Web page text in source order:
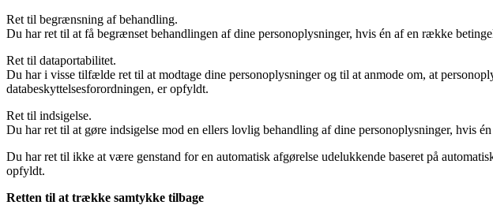
Ret til begrænsning af behandling.
Du har ret til at få begrænset behandlingen af dine personoplysninger, hvis én af en række
Ret til dataportabilitet.
Du har i visse tilfælde ret til at modtage dine personoplysninger og til at anmode om, at
databeskyttelsesforordningen, er opfyldt.
Ret til indsigelse.
Du har ret til at gøre indsigelse mod en ellers lovlig behandling af dine personoplysninger, hvis
Du har ret til ikke at være genstand for en automatisk afgørelse udelukkende baseret på
opfyldt.
Retten til at trække samtykke tilbage